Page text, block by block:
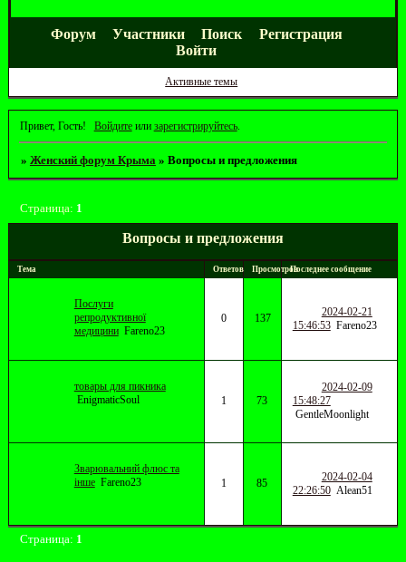
Форум Участники Поиск
Регистрация
Войти
Активные темы
Привет, Гость! Войдитеили зарегистрируйтесь.
» Женский форум Крыма » Вопросы и предложения
Вопросы и предложения
Страница: 1
Тема Ответов ПросмотровПоследнее сообщение
Послуги
репродуктивної
медицини Fareno23
0 137
2024-02-21
15:46:53 Fareno23
товары для пикника
EnigmaticSoul
1 73
2024-02-09
15:48:27
GentleMoonlight
Зварювальний флюс та
інше Fareno23 1 85
2024-02-04
22:26:50 Alean51
Страница: 1